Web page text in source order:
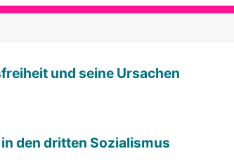
und seine Ursachen
den dritten Sozialismus